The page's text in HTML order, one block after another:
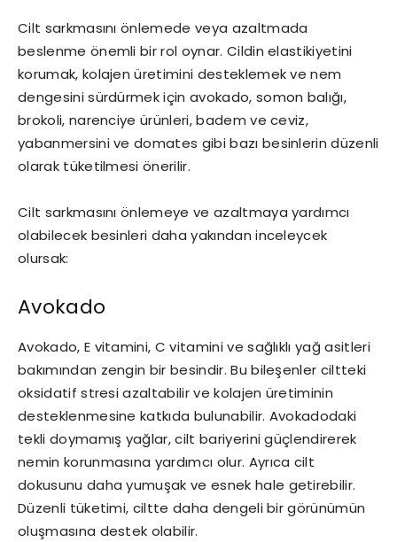
Cilt sarkmasını önlemede veya azaltmada
beslenme önemli bir rol oynar. Cildin elastikiyetini
korumak, kolajen üretimini desteklemek ve nem
dengesini sürdürmek için avokado, somon balığı,
brokoli, narenciye ürünleri, badem ve ceviz,
yabanmersini ve domates gibi bazı besinlerin düzenli
olarak tüketilmesi önerilir.
Cilt sarkmasını önlemeye ve azaltmaya yardımcı
olabilecek besinleri daha yakından inceleycek
olursak:
Avokado
Avokado, E vitamini, C vitamini ve sağlıklı yağ asitleri
bakımından zengin bir besindir. Bu bileşenler ciltteki
oksidatif stresi azaltabilir ve kolajen üretiminin
desteklenmesine katkıda bulunabilir. Avokadodaki
tekli doymamış yağlar, cilt bariyerini güçlendirerek
nemin korunmasına yardımcı olur. Ayrıca cilt
dokusunu daha yumuşak ve esnek hale getirebilir.
Düzenli tüketimi, ciltte daha dengeli bir görünümün
oluşmasına destek olabilir.